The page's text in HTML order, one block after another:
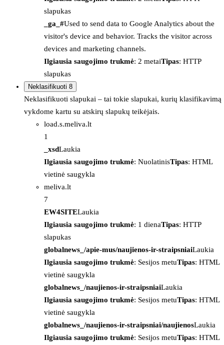
slapukas
_ga_#Used to send data to Google Analytics about the
visitor's device and behavior. Tracks the visitor across
devices and marketing channels.
Ilgiausia saugojimo trukmė: 2 metaiTipas: HTTP
slapukas
Neklasifikuoti 8
Neklasifikuoti slapukai – tai tokie slapukai, kurių klasifikavimą
vykdome kartu su atskirų slapukų teikėjais.
load.s.meliva.lt
1
_xsdLaukia
Ilgiausia saugojimo trukmė: NuolatinisTipas: HTML
vietinė saugykla
meliva.lt
7
EW4SITELaukia
Ilgiausia saugojimo trukmė: 1 dienaTipas: HTTP
slapukas
globalnews_/apie-mus/naujienos-ir-straipsniaiLaukia
Ilgiausia saugojimo trukmė: Sesijos metuTipas: HTML
vietinė saugykla
globalnews_/naujienos-ir-straipsniaiLaukia
Ilgiausia saugojimo trukmė: Sesijos metuTipas: HTML
vietinė saugykla
globalnews_/naujienos-ir-straipsniai/naujienosLaukia
Ilgiausia saugojimo trukmė: Sesijos metuTipas: HTML